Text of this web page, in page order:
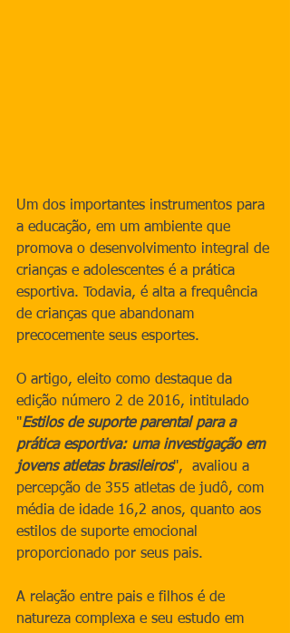
Um dos importantes instrumentos para
a educação, em um ambiente que
promova o desenvolvimento integral de
crianças e adolescentes é a prática
esportiva. Todavia, é alta a frequência
de crianças que abandonam
precocemente seus esportes.
O artigo, eleito como destaque da
edição número 2 de 2016, intitulado
"Estilos de suporte parental para a
prática esportiva: uma investigação em
jovens atletas brasileiros",  avaliou a
percepção de 355 atletas de judô, com
média de idade 16,2 anos, quanto aos
estilos de suporte emocional
proporcionado por seus pais.
A relação entre pais e filhos é de
natureza complexa e seu estudo em